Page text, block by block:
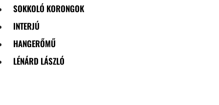
SOKKOLÓ KORONGOK
INTERJÚ
HANGERŐMŰ
LÉNÁRD LÁSZLÓ